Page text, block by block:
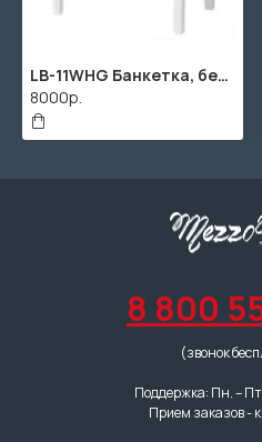
LB-11WHG Банкетка, белая, искусственная кожа, Rin
8000р.
8 800
(звонок
Поддержка: Пн. –
Прием заказов -